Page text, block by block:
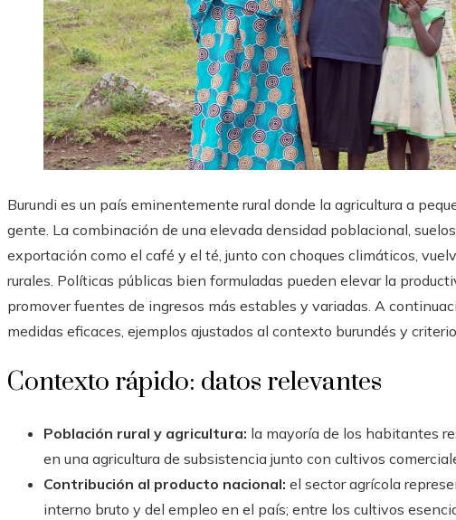
Burundi es un país eminentemente rural donde la agricultura a
gente. La combinación de una elevada densidad poblacional,
exportación como el café y el té, junto con choques climáticos,
rurales. Políticas públicas bien formuladas pueden elevar la
promover fuentes de ingresos más estables y variadas. A
medidas eficaces, ejemplos ajustados al contexto burundés y
Contexto rápido: datos relevantes
Población rural y agricultura: la mayoría de los habitantes
en una agricultura de subsistencia junto con cultivos
Contribución al producto nacional: el sector agrícola
interno bruto y del empleo en el país; entre los cultivos